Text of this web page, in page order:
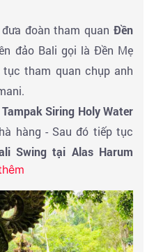
đoàn tham quan Đền
đảo Bali gọi là Đền Mẹ
tục tham quan chụp anh
Siring Holy Water
hàng - Sau đó tiếp tục
Swing tại Alas Harum
đoàn về lại trung tâm dùng
khám pháPhố biển Balivề